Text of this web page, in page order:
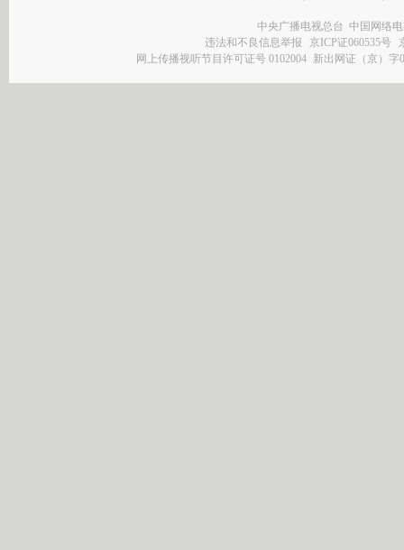
中央广播电视总台 中国网络
违法和不良信息举报
京ICP证060535号
网上传播视听节目许可证号 0102004 新出网证（京）